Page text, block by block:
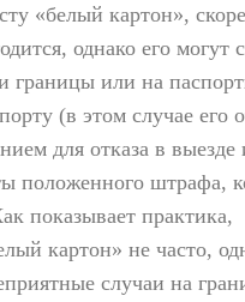
«белый картон»,
однако его могут
границы или на
(в этом случае его
для отказа в выезде
положенного штрафа,
показывает практика,
картон» не часто,
случаи на